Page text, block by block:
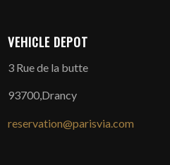
VEHICLE DEPOT
3 Rue de la butte
93700,Drancy
reservation@parisvia.com